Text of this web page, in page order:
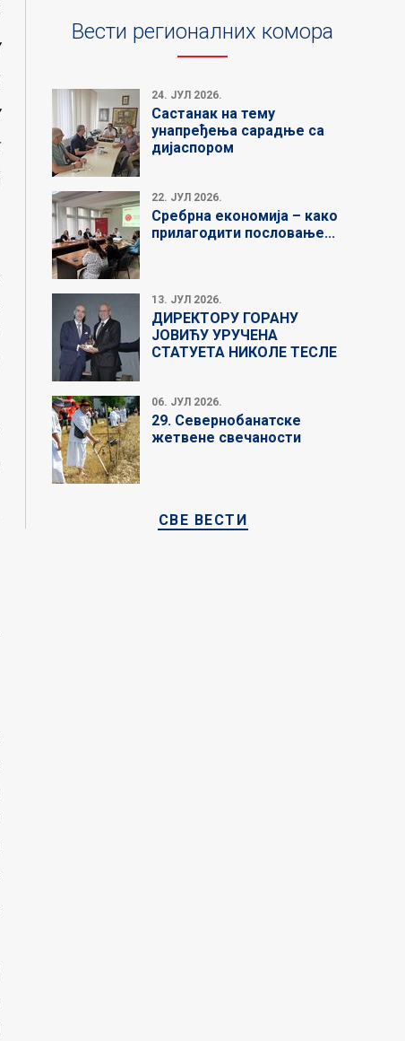
Вести регионалних комора
24. ЈУЛ 2026.
Састанак на тему
унапређења сарадње са
дијаспором
22. ЈУЛ 2026.
Сребрна економија – како
прилагодити пословање...
13. ЈУЛ 2026.
ДИРЕКТОРУ ГОРАНУ
ЈОВИЋУ УРУЧЕНА
СТАТУЕТА НИКОЛЕ ТЕСЛЕ
06. ЈУЛ 2026.
29. Севернобанатске
жетвене свечаности
СВЕ ВЕСТИ